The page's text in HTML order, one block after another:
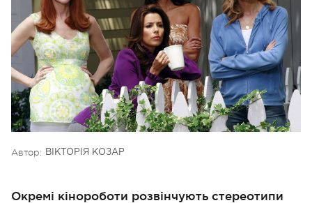
Автор: ВІКТОРІЯ КОЗАР
Окремі кінороботи розвінчують стереотипи